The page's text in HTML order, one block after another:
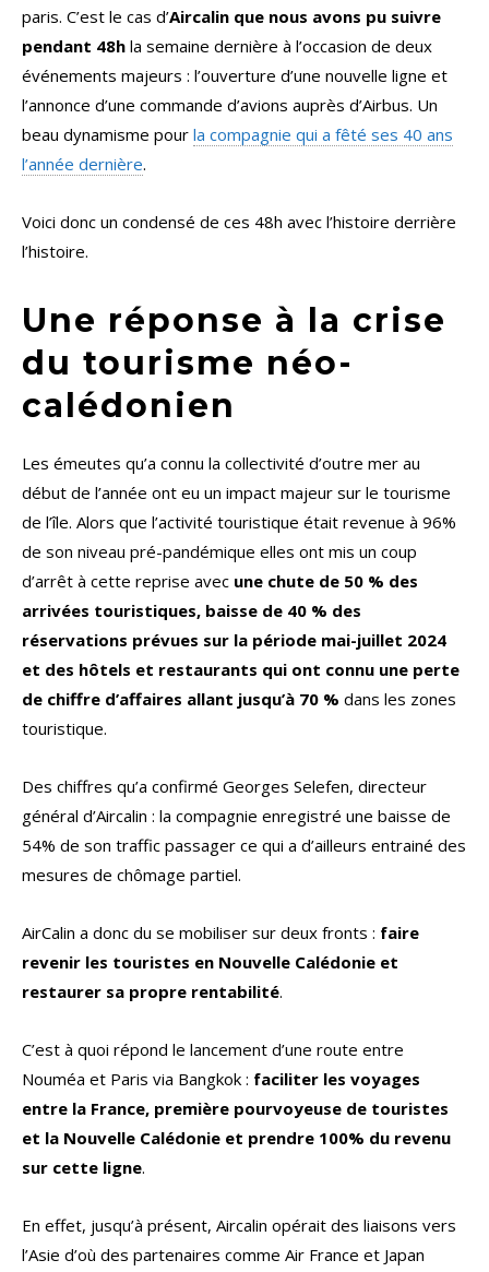
paris. C’est le cas d’Aircalin que nous avons pu suivre
pendant 48h la semaine dernière à l’occasion de deux
événements majeurs : l’ouverture d’une nouvelle ligne et
l’annonce d’une commande d’avions auprès d’Airbus. Un
beau dynamisme pour la compagnie qui a fêté ses 40 ans
l’année dernière.
Voici donc un condensé de ces 48h avec l’histoire derrière
l’histoire.
Une réponse à la crise
du tourisme néo-
calédonien
Les émeutes qu’a connu la collectivité d’outre mer au
début de l’année ont eu un impact majeur sur le tourisme
de l’île. Alors que l’activité touristique était revenue à 96%
de son niveau pré-pandémique elles ont mis un coup
d’arrêt à cette reprise avec une chute de 50 % des
arrivées touristiques, baisse de 40 % des
réservations prévues sur la période mai-juillet 2024
et des hôtels et restaurants qui ont connu une perte
de chiffre d’affaires allant jusqu’à 70 % dans les zones
touristique.
Des chiffres qu’a confirmé Georges Selefen, directeur
général d’Aircalin : la compagnie enregistré une baisse de
54% de son traffic passager ce qui a d’ailleurs entrainé des
mesures de chômage partiel.
AirCalin a donc du se mobiliser sur deux fronts : faire
revenir les touristes en Nouvelle Calédonie et
restaurer sa propre rentabilité.
C’est à quoi répond le lancement d’une route entre
Nouméa et Paris via Bangkok : faciliter les voyages
entre la France, première pourvoyeuse de touristes
et la Nouvelle Calédonie et prendre 100% du revenu
sur cette ligne.
En effet, jusqu’à présent, Aircalin opérait des liaisons vers
l’Asie d’où des partenaires comme Air France et Japan